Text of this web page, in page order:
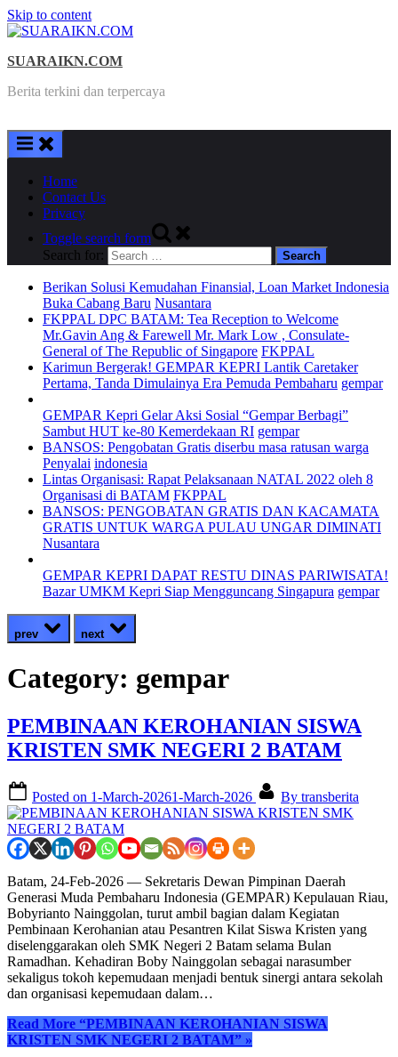
Skip to content
SUARAIKN.COM
Berita terkini dan terpercaya
Home
Contact Us
Privacy
Toggle search form
Search for:
Berikan Solusi Kemudahan Finansial, Loan Market Indonesia
Buka Cabang Baru Nusantara
FKPPAL DPC BATAM: Tea Reception to Welcome
Mr.Gavin Ang & Farewell Mr. Mark Low , Consulate-
General of The Republic of Singapore FKPPAL
Karimun Bergerak! GEMPAR KEPRI Lantik Caretaker
Pertama, Tanda Dimulainya Era Pemuda Pembaharu gempar
GEMPAR Kepri Gelar Aksi Sosial “Gempar Berbagi”
Sambut HUT ke-80 Kemerdekaan RI gempar
BANSOS: Pengobatan Gratis diserbu masa ratusan warga
Penyalai indonesia
Lintas Organisasi: Rapat Pelaksanaan NATAL 2022 oleh 8
Organisasi di BATAM FKPPAL
BANSOS: PENGOBATAN GRATIS DAN KACAMATA
GRATIS UNTUK WARGA PULAU UNGAR DIMINATI
Nusantara
GEMPAR KEPRI DAPAT RESTU DINAS PARIWISATA!
Bazar UMKM Kepri Siap Mengguncang Singapura gempar
prev next
Category: gempar
PEMBINAAN KEROHANIAN SISWA
KRISTEN SMK NEGERI 2 BATAM
Posted on 1-March-20261-March-2026 By transberita
Batam, 24-Feb-2026 — Sekretaris Dewan Pimpinan Daerah
Generasi Muda Pembaharu Indonesia (GEMPAR) Kepulauan Riau,
Bobyrianto Nainggolan, turut ambil bagian dalam Kegiatan
Pembinaan Kerohanian atau Pesantren Kilat Siswa Kristen yang
diselenggarakan oleh SMK Negeri 2 Batam selama Bulan
Ramadhan. Kehadiran Boby Nainggolan sebagai narasumber
sekaligus tokoh kepemudaan menjadi bentuk sinergi antara sekolah
dan organisasi kepemudaan dalam…
Read More “PEMBINAAN KEROHANIAN SISWA
KRISTEN SMK NEGERI 2 BATAM” »